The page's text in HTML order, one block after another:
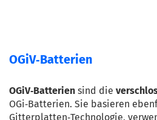
OGiV‑Batterien
OGiV‑Batterien sind die
OGi‑Batterien. Sie basieren